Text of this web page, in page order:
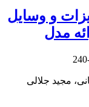
و وسایل
مدل
مجید جلالی